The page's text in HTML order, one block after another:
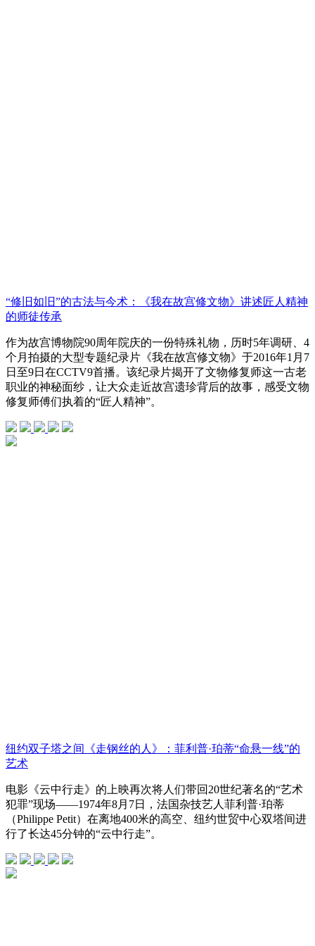
“修旧如旧”的古法与今术：《我在故宫修文物》讲述匠人精神
的师徒传承
作为故宫博物院90周年院庆的一份特殊礼物，历时5年调研、4
个月拍摄的大型专题纪录片《我在故宫修文物》于2016年1月7
日至9日在CCTV9首播。该纪录片揭开了文物修复师这一古老
职业的神秘面纱，让大众走近故宫遗珍背后的故事，感受文物
修复师傅们执着的“匠人精神”。
纽约双子塔之间《走钢丝的人》：菲利普·珀蒂“命悬一线”的
艺术
电影《云中行走》的上映再次将人们带回20世纪著名的“艺术
犯罪”现场——1974年8月7日，法国杂技艺人菲利普·珀蒂
（Philippe Petit）在离地400米的高空、纽约世贸中心双塔间进
行了长达45分钟的“云中行走”。